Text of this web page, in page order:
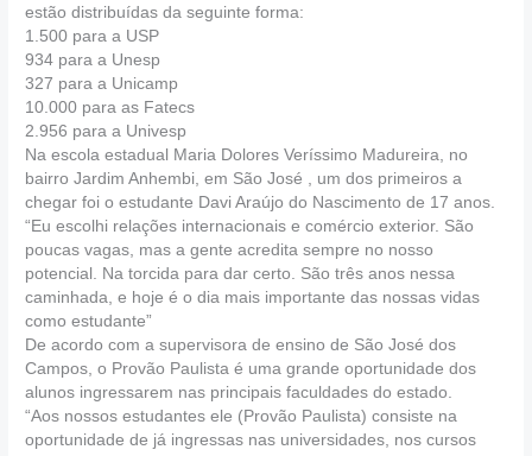
estão distribuídas da seguinte forma:
1.500 para a USP
934 para a Unesp
327 para a Unicamp
10.000 para as Fatecs
2.956 para a Univesp
Na escola estadual Maria Dolores Veríssimo Madureira, no
bairro Jardim Anhembi, em São José , um dos primeiros a
chegar foi o estudante Davi Araújo do Nascimento de 17 anos.
“Eu escolhi relações internacionais e comércio exterior. São
poucas vagas, mas a gente acredita sempre no nosso
potencial. Na torcida para dar certo. São três anos nessa
caminhada, e hoje é o dia mais importante das nossas vidas
como estudante”
De acordo com a supervisora de ensino de São José dos
Campos, o Provão Paulista é uma grande oportunidade dos
alunos ingressarem nas principais faculdades do estado.
“Aos nossos estudantes ele (Provão Paulista) consiste na
oportunidade de já ingressas nas universidades, nos cursos